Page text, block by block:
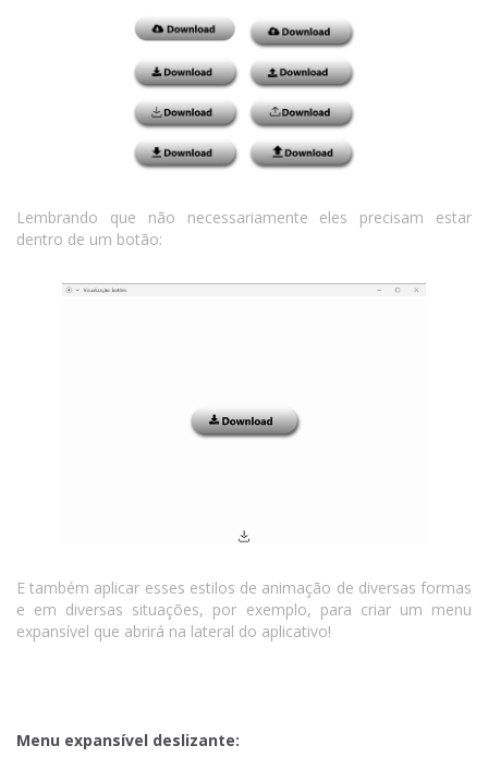
Lembrando que não necessariamente eles precisam estar
dentro de um botão:
E também aplicar esses estilos de animação de diversas formas
e em diversas situações, por exemplo, para criar um menu
expansível que abrirá na lateral do aplicativo!
Menu expansível deslizante: